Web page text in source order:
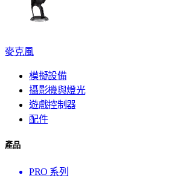
麥克風
模擬設備
攝影機與燈光
遊戲控制器
配件
產品
PRO 系列